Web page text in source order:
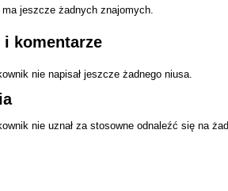
ma jeszcze żadnych znajomych.
i komentarze
nie napisał jeszcze żadnego niusa.
nie uznał za stosowne odnaleźć się na